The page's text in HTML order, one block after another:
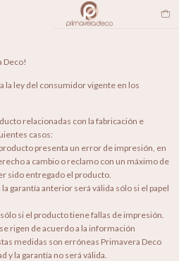
Deco!
la ley del consumidor vigente en los
relacionadas con la fabricación e
casos:
presenta un error de impresión, en
a cambio o reclamo con un máximo de
sido entregado el producto.
garantía anterior será válida sólo si el papel
si el producto tiene fallas de impresión.
rigen de acuerdo a la información
medidas son erróneas Primavera Deco
y la garantía no será válida.